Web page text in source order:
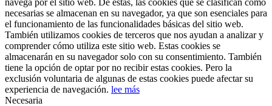
necesarias se almacenan en su navegador, ya que son esenciales para
el funcionamiento de las funcionalidades básicas del sitio web.
También utilizamos cookies de terceros que nos ayudan a analizar y
comprender cómo utiliza este sitio web. Estas cookies se
almacenarán en su navegador solo con su consentimiento. También
tiene la opción de optar por no recibir estas cookies. Pero la
exclusión voluntaria de algunas de estas cookies puede afectar su
experiencia de navegación. lee más
Necesaria